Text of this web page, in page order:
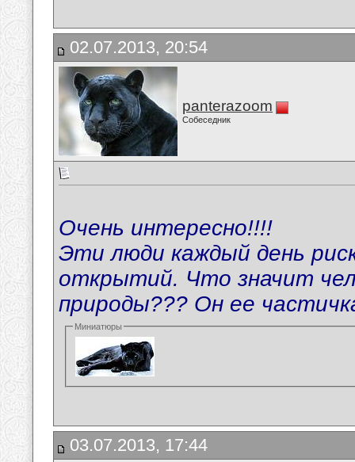
02.07.2013, 20:54
panterazoom
Собеседник
Очень интересно!!!!
Эти люди каждый день
открытий. Что значит
природы??? Он ее
Миниатюры
03.07.2013, 17:44